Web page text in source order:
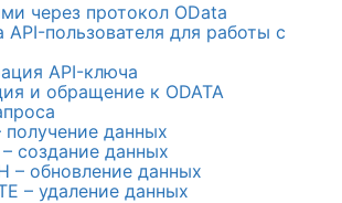
через протокол OData
API-пользователя для работы с
API-ключа
и обращение к ODATA
получение данных
– создание данных
– обновление данных
– удаление данных